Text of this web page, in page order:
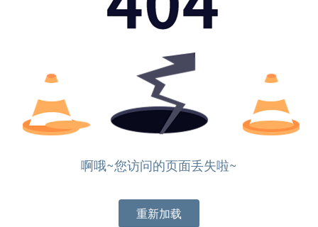
啊哦~您访问的页面丢失啦~
重新加载